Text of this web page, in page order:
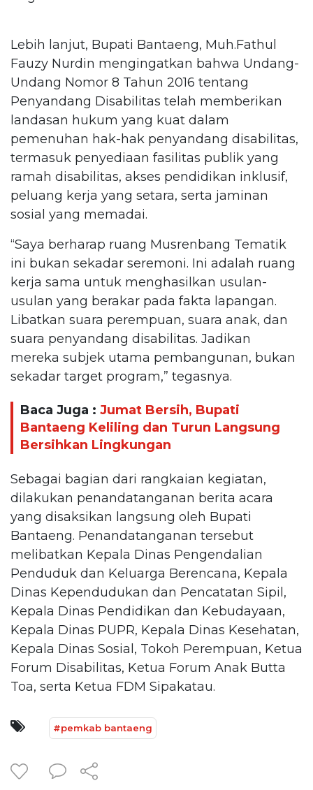
Lebih lanjut, Bupati Bantaeng, Muh.Fathul
Fauzy Nurdin mengingatkan bahwa Undang-
Undang Nomor 8 Tahun 2016 tentang
Penyandang Disabilitas telah memberikan
landasan hukum yang kuat dalam
pemenuhan hak-hak penyandang disabilitas,
termasuk penyediaan fasilitas publik yang
ramah disabilitas, akses pendidikan inklusif,
peluang kerja yang setara, serta jaminan
sosial yang memadai.
“Saya berharap ruang Musrenbang Tematik
ini bukan sekadar seremoni. Ini adalah ruang
kerja sama untuk menghasilkan usulan-
usulan yang berakar pada fakta lapangan.
Libatkan suara perempuan, suara anak, dan
suara penyandang disabilitas. Jadikan
mereka subjek utama pembangunan, bukan
sekadar target program,” tegasnya.
Baca Juga : Jumat Bersih, Bupati
Bantaeng Keliling dan Turun Langsung
Bersihkan Lingkungan
Sebagai bagian dari rangkaian kegiatan,
dilakukan penandatanganan berita acara
yang disaksikan langsung oleh Bupati
Bantaeng. Penandatanganan tersebut
melibatkan Kepala Dinas Pengendalian
Penduduk dan Keluarga Berencana, Kepala
Dinas Kependudukan dan Pencatatan Sipil,
Kepala Dinas Pendidikan dan Kebudayaan,
Kepala Dinas PUPR, Kepala Dinas Kesehatan,
Kepala Dinas Sosial, Tokoh Perempuan, Ketua
Forum Disabilitas, Ketua Forum Anak Butta
Toa, serta Ketua FDM Sipakatau.
#pemkab bantaeng